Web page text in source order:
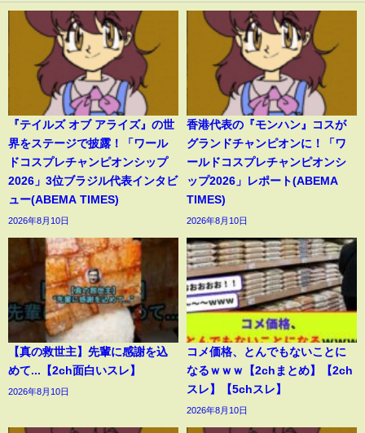
『テイルズ オブ アライズ』の世
界をステージで披露！「ワール
ドコスプレチャンピオンシップ
2026」3位ブラジル代表インタビ
ュー(ABEMA TIMES)
2026年8月10日
香港代表の『モンハン』コスが
グランドチャンピオンに！「ワ
ールドコスプレチャンピオンシ
ップ2026」レポート(ABEMA
TIMES)
2026年8月10日
【真の救世主】先輩に感謝を込
めて...【2ch面白いスレ】
2026年8月10日
コメ価格、とんでもないことに
なるｗｗｗ【2chまとめ】【2ch
スレ】【5chスレ】
2026年8月10日